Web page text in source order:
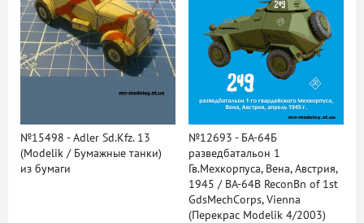
№15498 - Adler Sd.Kfz. 13
(Modelik / Бумажные танки)
из бумаги
№12693 - БА-64Б
разведбатальон 1
Гв.Мехкорпуса, Вена, Австрия,
1945 / BA-64B ReconBn of 1st
GdsMechCorps, Vienna
(Перекрас Modelik 4/2003)